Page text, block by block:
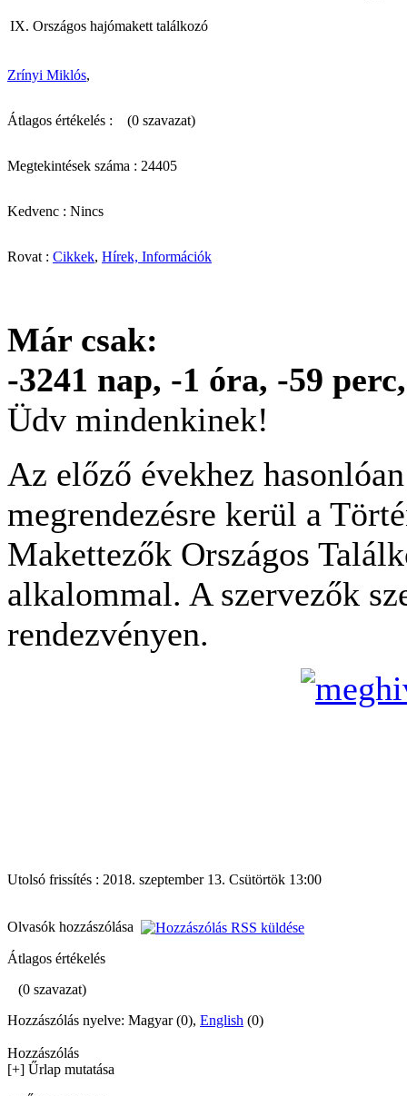
IX. Országos hajómakett találkozó
Zrínyi Miklós,
Átlagos értékelés : (0 szavazat)
Megtekintések száma : 24405
Kedvenc : Nincs
Rovat : Cikkek, Hírek, Információk
Már csak:
-3241 nap, -1 óra, -59
Üdv mindenkinek!
Az előző évekhez
megrendezésre kerül a
Makettezők Országos
alkalommal. A szervezők
rendezvényen.
Utolsó frissítés : 2018. szeptember 13. Csütörtök 13:00
Olvasók hozzászólása
Átlagos értékelés
(0 szavazat)
Hozzászólás nyelve: Magyar (0), English (0)
Hozzászólás
[+] Űrlap mutatása